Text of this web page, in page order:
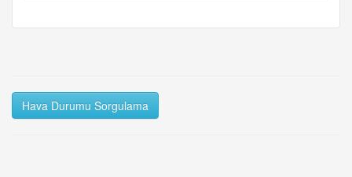
Hava Durumu Sorgulama